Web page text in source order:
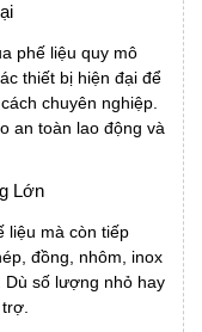
phế liệu quy mô
thiết bị hiện đại để
chuyên nghiệp.
an toàn lao động và
Lớn
liệu mà còn tiếp
đồng, nhôm, inox
Dù số lượng nhỏ hay